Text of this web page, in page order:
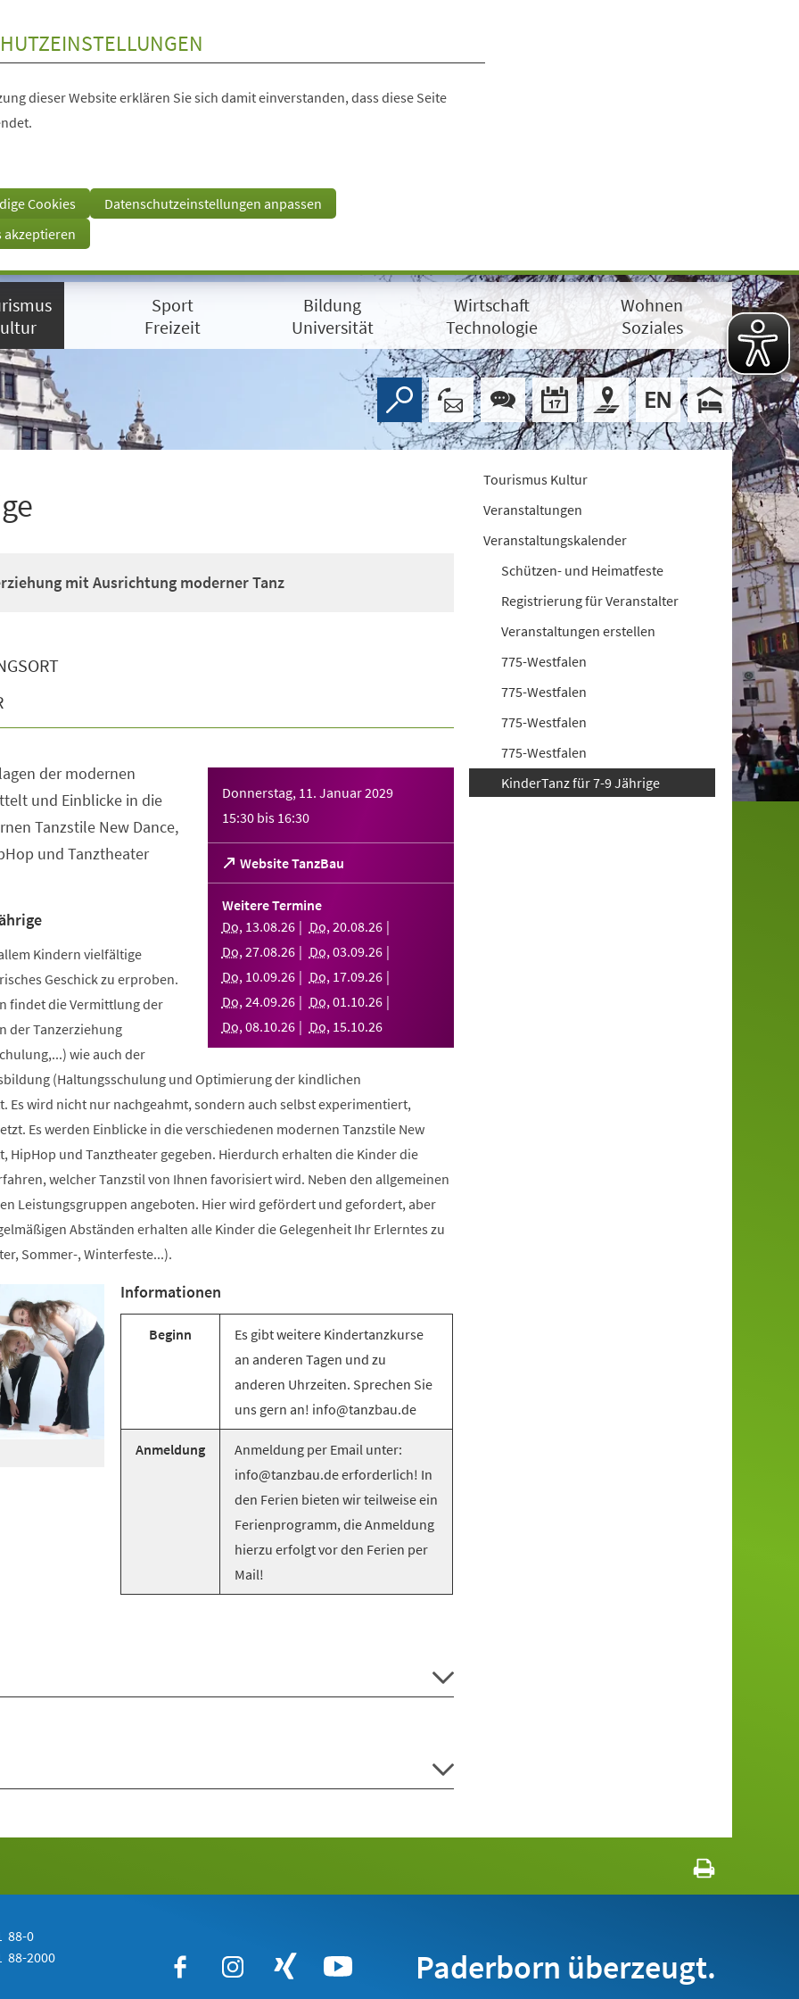
dieser Website erklären Sie sich damit einverstanden, dass diese Seite
Cookies
Datenschutzeinstellungen anpassen
akzeptieren
Sport
Freizeit
Bildung
Universität
Wirtschaft
Technologie
Wohnen
Soziales
mit Ausrichtung moderner Tanz
Donnerstag, 11. Januar 2029
15:30 bis 16:30
Website TanzBau
(Öffnet
in
einem
Tab)
Weitere Termine
Do, 13.08.26 Do,20.08.26
Do,27.08.26 Do,03.09.26
Do, 10.09.26 Do, 17.09.26
Do,24.09.26 Do,01.10.26
Do,08.10.26 Do, 15.10.26
der modernen
und Einblicke in die
Tanzstile New Dance,
und Tanztheater
Kindern vielfältige
Geschick zu erproben.
findet die Vermittlung der
der Tanzerziehung
wie auch der
(Haltungsschulung und Optimierung der kindlichen
Es wird nicht nur nachgeahmt, sondern auch selbst experimentiert,
Es werden Einblicke in die verschiedenen modernen Tanzstile New
HipHop und Tanztheater gegeben. Hierdurch erhalten die Kinder die
welcher Tanzstil von Ihnen favorisiert wird. Neben den allgemeinen
Leistungsgruppen angeboten. Hier wird gefördert und gefordert, aber
Abständen erhalten alle Kinder die Gelegenheit Ihr Erlerntes zu
Sommer-, Winterfeste...).
Informationen
Beginn
Es gibt weitere Kindertanzkurse
an anderen Tagen und zu
anderen Uhrzeiten. Sprechen Sie
uns gern an! info@tanzbau.de
Anmeldung
Anmeldung per Email unter:
info@tanzbau.de erforderlich! In
den Ferien bieten wir teilweise ein
Ferienprogramm, die Anmeldung
hierzu erfolgt vor den Ferien per
Mail!
Tourismus Kultur
Veranstaltungen
Veranstaltungskalender
Schützen- und Heimatfeste
Registrierung für Veranstalter
Veranstaltungen erstellen
775-Westfalen
775-Westfalen
775-Westfalen
775-Westfalen
KinderTanz für 7-9 Jährige
88-0
88-2000 Paderborn überzeugt.